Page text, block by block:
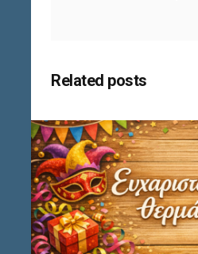
Related posts